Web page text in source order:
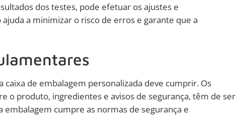
dos testes, pode efetuar os ajustes e
a minimizar o risco de erros e garante que a
de embalagem personalizada deve cumprir. Os
o produto, ingredientes e avisos de segurança, têm de ser
cumpre as normas de segurança e